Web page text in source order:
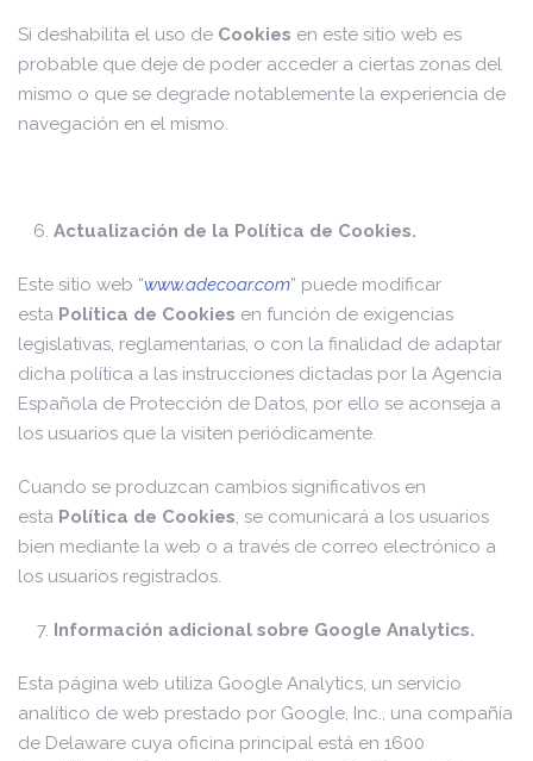
Si deshabilita el uso de Cookies en este sitio web es
probable que deje de poder acceder a ciertas zonas del
mismo o que se degrade notablemente la experiencia de
navegación en el mismo.
Actualización de la Política de Cookies.
Este sitio web “www.adecoar.com” puede modificar
esta Política de Cookies en función de exigencias
legislativas, reglamentarias, o con la finalidad de adaptar
dicha política a las instrucciones dictadas por la Agencia
Española de Protección de Datos, por ello se aconseja a
los usuarios que la visiten periódicamente.
Cuando se produzcan cambios significativos en
esta Política de Cookies, se comunicará a los usuarios
bien mediante la web o a través de correo electrónico a
los usuarios registrados.
Información adicional sobre Google Analytics.
Esta página web utiliza Google Analytics, un servicio
analítico de web prestado por Google, Inc., una compañía
de Delaware cuya oficina principal está en 1600